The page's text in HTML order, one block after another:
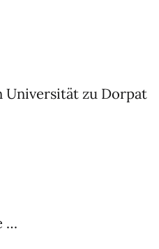
Universität zu Dorpat
…